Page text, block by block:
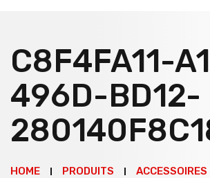
C8F4FA11-
496D-BD12-
HOME PRODUITS